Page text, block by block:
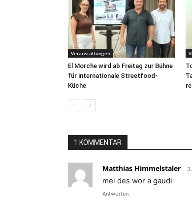
Veranstaltungen
El Morche wird ab Freitag zur Bühne
für internationale Streetfood-
Küche
1 KOMMENTAR
Matthias Himmelstaler
mei des wor a gaudi
Antworten